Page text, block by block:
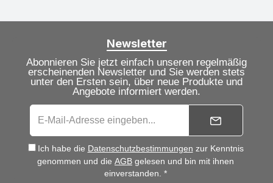
Newsletter
Abonnieren Sie jetzt einfach unseren regelmäßig
erscheinenden Newsletter und Sie werden stets
unter den Ersten sein, über neue Produkte und
Angebote informiert werden.
Ich habe die Datenschutzbestimmungen zur Kenntnis
genommen und die AGB gelesen und bin mit ihnen
einverstanden. *